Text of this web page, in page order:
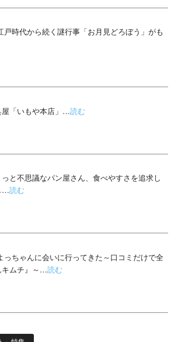
時代から続く謎行事「お月見どろぼう」がも
屋「いもや本店」…読む
と不思議なパン屋さん、食べやすさを追求し
…読む
っちゃんに会いに行ってきた～口コミだけで全
キムチ』～…読む